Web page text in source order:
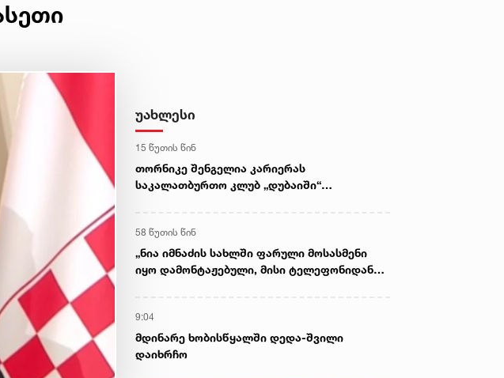
უახლესი
15 წუთის წინ
თორნიკე შენგელია კარიერას
საკალათბურთო კლუბ „დუბაიში“
58 წუთის წინ
„ნია იმნაძის სახლში ფარული მოსასმენი
იყო დამონტაჟებული, მისი ტელეფონიდან
9:04
მდინარე ხობისწყალში დედა-შვილი
დაიხრჩო